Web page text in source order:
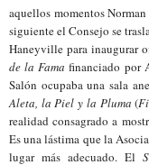
aquellos momentos
siguiente el Consejo se
Haneyville para inaugurar
de la Fama financiado por
Salón ocupaba una sala
Aleta, la Piel y la Pluma (
realidad consagrado a
Es una lástima que la
lugar más adecuado. El